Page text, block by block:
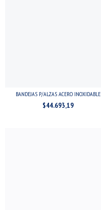
BANDEJAS P/ALZAS ACERO INOXIDABLE
$44.693,19